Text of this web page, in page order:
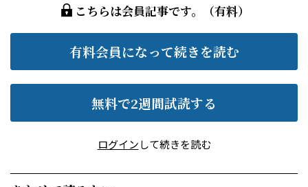
こちらは会員記事です。（有料）
有料会員になって続きを読む
無料で2週間試読する
ログインして続きを読む